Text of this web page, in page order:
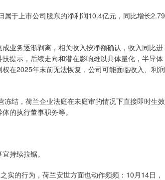
于上市公司股东的净利润10.4亿元，同比增长2.79
业务逐渐剥离，相关收入按净额确认，收入同比进
提示，后续走向和潜在影响难以具体量化，半导体
在2025年末前无法恢复，公司可能面临收入、利润
结，荷兰企业法庭在未庭审的情况下直接即时生效
的执行董事职务等。
持续拉锯。
的行为，荷兰安世方面也动作频频：10月14日，